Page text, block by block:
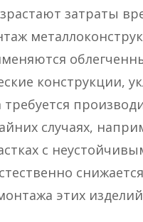
затраты
конструкции,
случаях,
с
этих